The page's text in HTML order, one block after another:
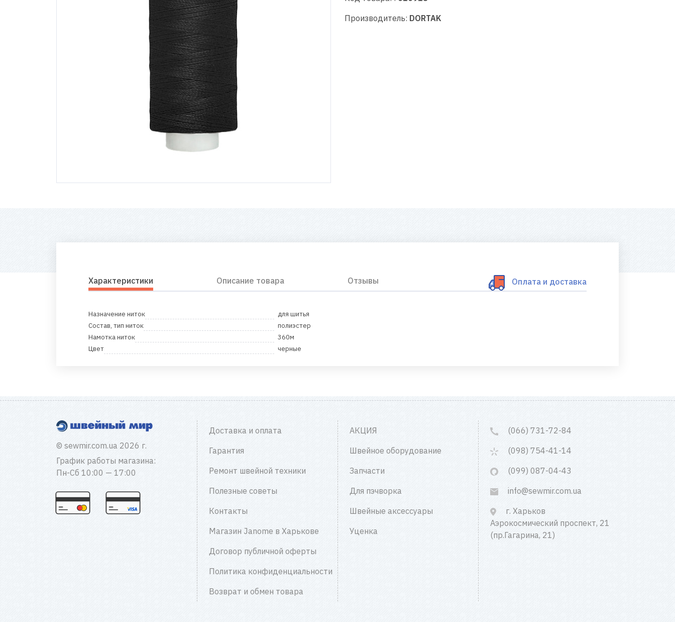
Производитель: DORTAK
Характеристики Описание товара Отзывы Оплата и доставка
Назначение ниток
для шитья
Состав, тип ниток
полиэстер
Намотка ниток
360м
Цвет
черные
© sewmir.com.ua 2026 г.
График работы магазина:
Пн-Сб 10:00 — 17:00
Доставка и оплата
Гарантия
Ремонт швейной техники
Полезные советы
Контакты
Магазин Janome в Харькове
Договор публичной оферты
Политика конфиденциальности
Возврат и обмен товара
АКЦИЯ
Швейное оборудование
Запчасти
Для пэчворка
Швейные аксессуары
Уценка
(066) 731-72-84
(098) 754-41-14
(099) 087-04-43
info@sewmir.com.ua
г. Харьков
Аэрокосмический проспект, 21
(пр.Гагарина, 21)